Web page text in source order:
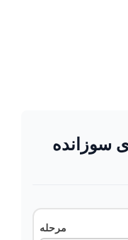
سوزانده
مرحله